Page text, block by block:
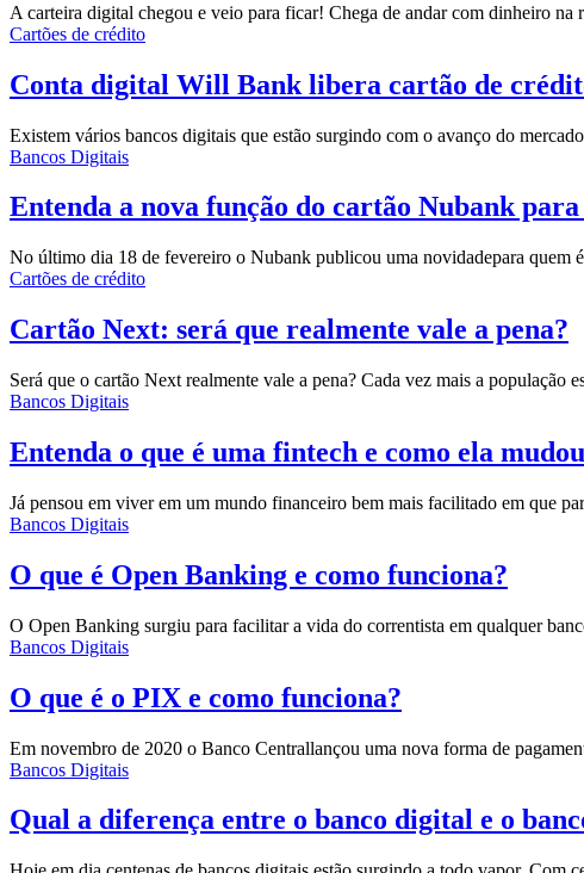
A carteira digital chegou e veio para ficar! Chega de andar com dinheiro
Cartões de crédito
Conta digital Will Bank libera cartão de
Existem vários bancos digitais que estão surgindo com o avanço do
Bancos Digitais
Entenda a nova função do cartão Nubank
No último dia 18 de fevereiro o Nubank publicou uma novidadepara quem
Cartões de crédito
Cartão Next: será que realmente vale a pena?
Será que o cartão Next realmente vale a pena? Cada vez mais a
Bancos Digitais
Entenda o que é uma fintech e como ela
Já pensou em viver em um mundo financeiro bem mais facilitado em que
Bancos Digitais
O que é Open Banking e como funciona?
O Open Banking surgiu para facilitar a vida do correntista em qualquer
Bancos Digitais
O que é o PIX e como funciona?
Em novembro de 2020 o Banco Centrallançou uma nova forma de
Bancos Digitais
Qual a diferença entre o banco digital e o